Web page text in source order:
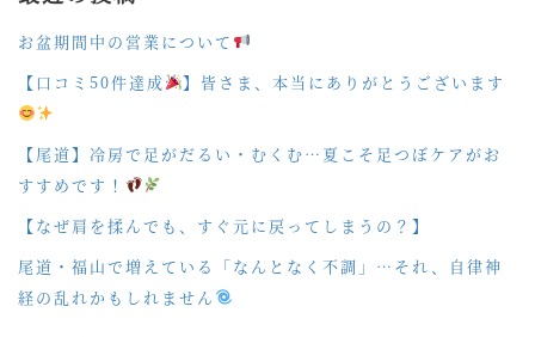
お盆期間中の営業について
【口コミ50件達成
】皆さま、本当にありがとうございます
【尾道】冷房で足がだるい・むくむ…夏こそ足つぼケアがお
すすめです！
【なぜ肩を揉んでも、すぐ元に戻ってしまうの？】
尾道・福山で増えている「なんとなく不調」…それ、自律神
経の乱れかもしれません